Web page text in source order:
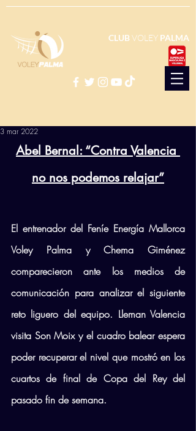
CLUBVOLEY PALMA
3 mar 2022
Abel Bernal: “Contra Valencia
no nos podemos relajar”
El entrenador del Feníe Energía Mallorca
Voley Palma y Chema Giménez
comparecieron ante los medios de
comunicación para analizar el siguiente
reto liguero del equipo. Lleman Valencia
visita Son Moix y el cuadro balear espera
poder recuperar el nivel que mostró en los
cuartos de final de Copa del Rey del
pasado fin de semana.